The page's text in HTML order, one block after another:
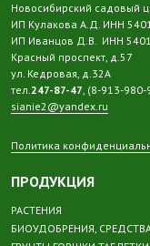
Новосибирский садовый
ИП Кулакова А.Д. ИНН
ИП Иванцов Д.В. ИНН
Красный проспект, д.57
ул. Кедровая, д.32А
тел.247-87-47, (8-913-980-
sianie2@yandex.ru
Политика
ПРОДУКЦИЯ
РАСТЕНИЯ
БИОУДОБРЕНИЯ,